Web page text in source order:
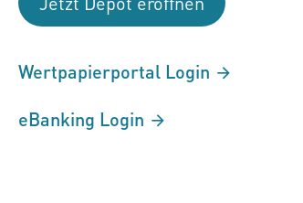
Wertpapierportal Login
eBanking Login